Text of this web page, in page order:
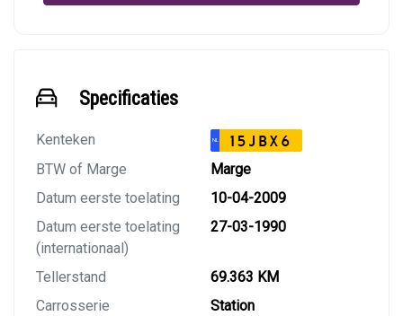
Specificaties
Kenteken NL 15JBX6
BTW of Marge
Marge
Datum eerste toelating
10-04-2009
Datum eerste toelating
(internationaal)
27-03-1990
Tellerstand
69.363 KM
Carrosserie
Station